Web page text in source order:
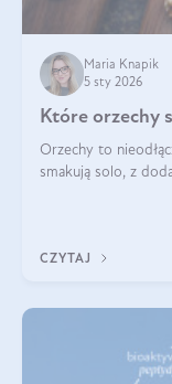
Maria Knapik
5 sty 2026
Które orzechy
Orzechy to
smakują solo, z
CZYTAJ